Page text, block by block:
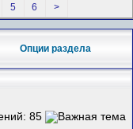
5 6 >
Опции раздела